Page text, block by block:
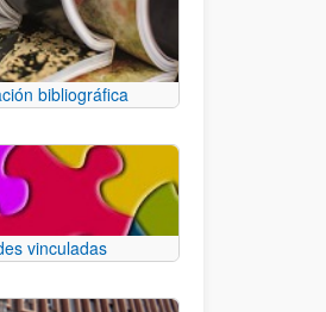
bibliográfica
vinculadas